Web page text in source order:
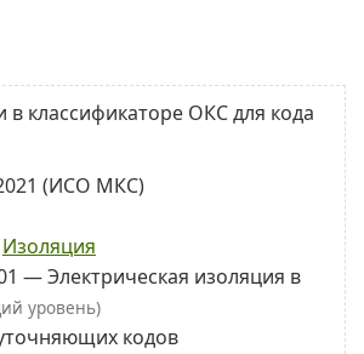
в классификаторе ОКС для кода
(ИСО МКС)
Изоляция
— Электрическая изоляция в
уровень)
кодов